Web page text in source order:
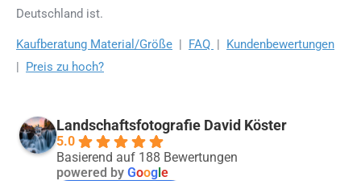
Deutschland ist.
Kaufberatung Material/Größe | FAQ | Kundenbewertungen
| Preis zu hoch?
Landschaftsfotografie David Köster
5.0
Basierend auf 188 Bewertungen
powered by Google